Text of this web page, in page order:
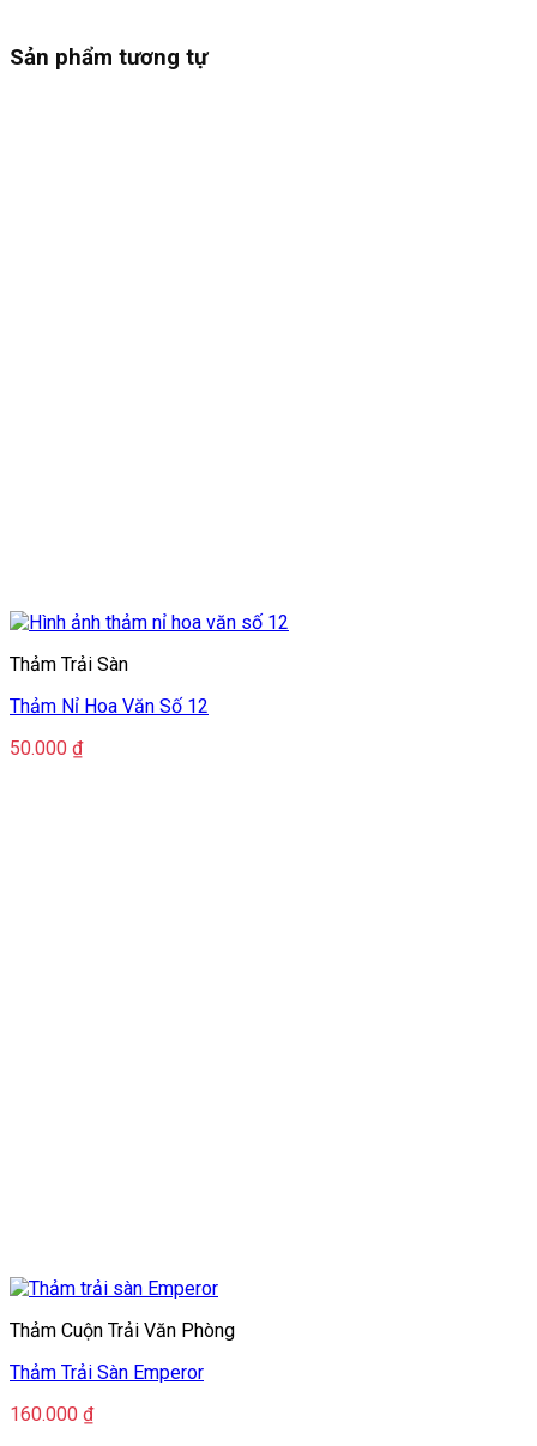
Sản phẩm tương tự
Thảm Trải Sàn
Thảm Nỉ Hoa Văn Số 12
50.000 ₫
Thảm Cuộn Trải Văn Phòng
Thảm Trải Sàn Emperor
160.000 ₫